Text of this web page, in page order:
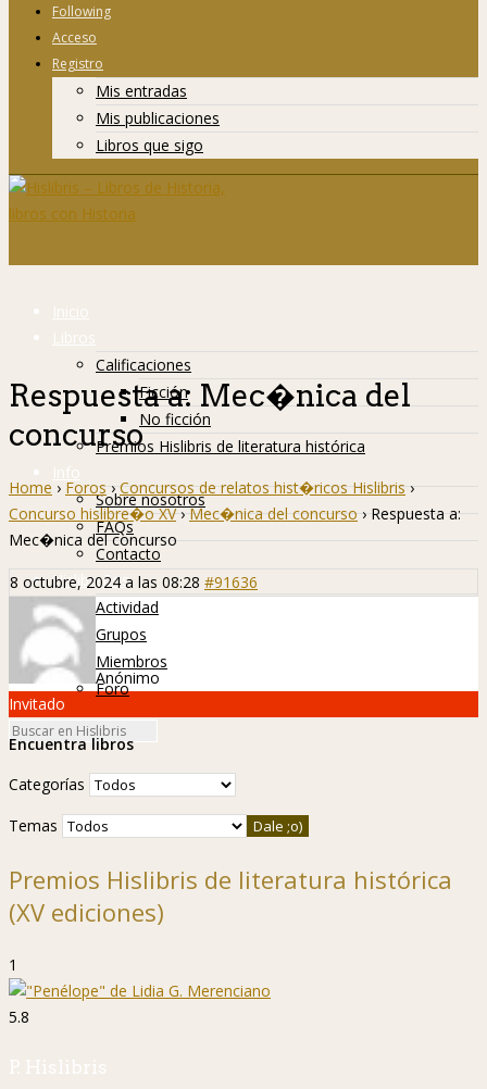
Following
Acceso
Registro
Mis entradas
Mis publicaciones
Libros que sigo
Inicio
Libros
Calificaciones
Ficción
No ficción
Premios Hislibris de literatura histórica
Info
Sobre nosotros
FAQs
Contacto
Hislibreños
Actividad
Grupos
Miembros
Foro
Respuesta a: Mec�nica del
concurso
Home › Foros › Concursos de relatos hist�ricos Hislibris ›
Concurso hislibre�o XV › Mec�nica del concurso › Respuesta a:
Mec�nica del concurso
8 octubre, 2024 a las 08:28 #91636
Anónimo
Invitado
Encuentra libros
Categorías
Temas
Premios Hislibris de literatura histórica
(XV ediciones)
1
5.8
P. Hislibris